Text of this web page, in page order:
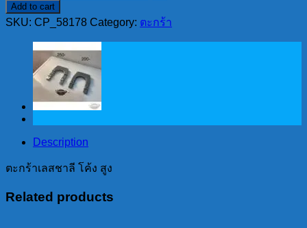
กร้าเลส
ชาลี
โค้ง
quantity
Add to cart
SKU: CP_58178 Category: ตะกร้า
Description
ตะกร้าเลสชาลี โค้ง สูง
Related products